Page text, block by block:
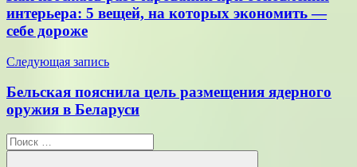
записям
интерьера: 5 вещей, на которых экономить —
себе дороже
Следующая запись
Бельская пояснила цель размещения ядерного
оружия в Беларуси
Поиск
для: